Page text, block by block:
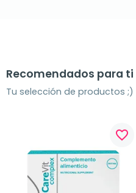
Recomendados para ti
Tu selección de productos ;)
favorite_border